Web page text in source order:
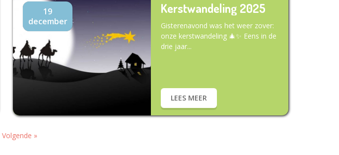
19
december
Kerstwandeling 2025
Gisterenavond was het weer zover:
onze kerstwandeling 🎄✨ Eens in de
drie jaar...
LEES MEER
Volgende »